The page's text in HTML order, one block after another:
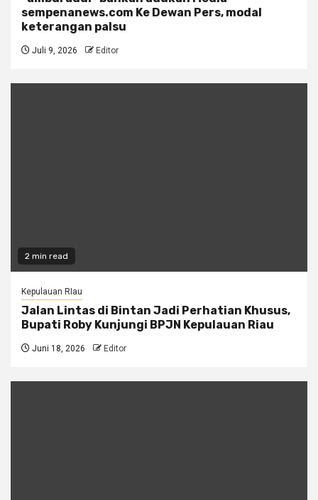
sempenanews.com Ke Dewan Pers, modal
keterangan palsu
Juli 9, 2026 Editor
2 min read
Kepulauan RIau
Jalan Lintas di Bintan Jadi Perhatian Khusus,
Bupati Roby Kunjungi BPJN Kepulauan Riau
Juni 18, 2026 Editor